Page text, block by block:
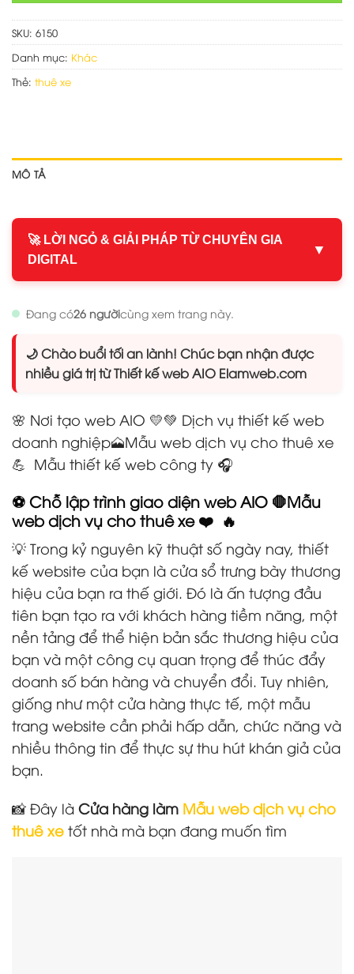
SKU: 6150
Danh mục: Khác
Thẻ: thuê xe
MÔ TẢ
🚀 LỜI NGỎ & GIẢI PHÁP TỪ CHUYÊN GIA
DIGITAL
▼
Đang có26 ngườicùng xem trang này.
🌙 Chào buổi tối an lành! Chúc bạn nhận được
nhiều giá trị từ Thiết kế web AIO Elamweb.com
🌸 Nơi tạo web AIO 💛💚 Dịch vụ thiết kế web
doanh nghiệp🗻Mẫu web dịch vụ cho thuê xe
💪 Mẫu thiết kế web công ty 🎧
⚽ Chỗ lập trình giao diện web AIO 🛑Mẫu
web dịch vụ cho thuê xe ❤️ 🔥
💡 Trong kỷ nguyên kỹ thuật số ngày nay, thiết
kế website của bạn là cửa sổ trưng bày thương
hiệu của bạn ra thế giới. Đó là ấn tượng đầu
tiên bạn tạo ra với khách hàng tiềm năng, một
nền tảng để thể hiện bản sắc thương hiệu của
bạn và một công cụ quan trọng để thúc đẩy
doanh số bán hàng và chuyển đổi. Tuy nhiên,
giống như một cửa hàng thực tế, một mẫu
trang website cần phải hấp dẫn, chức năng và
nhiều thông tin để thực sự thu hút khán giả của
bạn.
📸 Đây là Cửa hàng làm Mẫu web dịch vụ cho
thuê xe tốt nhà mà bạn đang muốn tìm